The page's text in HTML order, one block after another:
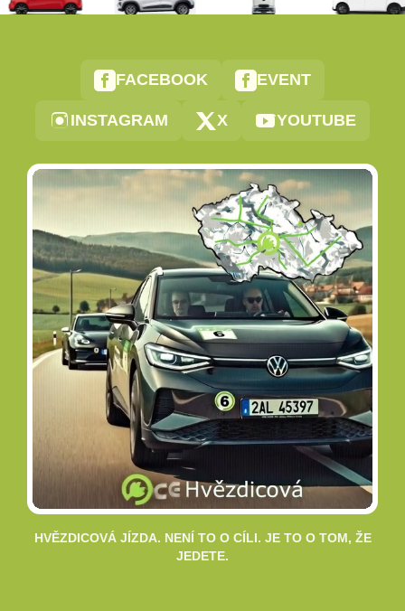
FACEBOOK EVENT
INSTAGRAM X YOUTUBE
HVĚZDICOVÁ JÍZDA. NENÍ TO O CÍLI. JE TO O TOM, ŽE
JEDETE.